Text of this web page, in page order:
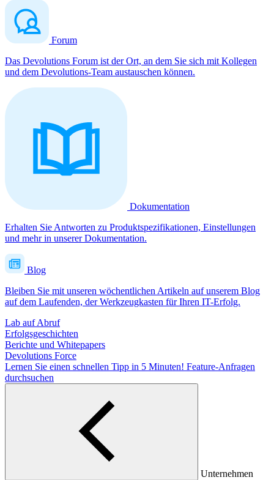
Forum
Das Devolutions Forum ist der Ort, an dem Sie sich mit Kollegen
und dem Devolutions-Team austauschen können.
Dokumentation
Erhalten Sie Antworten zu Produktspezifikationen, Einstellungen
und mehr in unserer Dokumentation.
Blog
Bleiben Sie mit unseren wöchentlichen Artikeln auf unserem Blog
auf dem Laufenden, der Werkzeugkasten für Ihren IT-Erfolg.
Lab auf Abruf
Erfolgsgeschichten
Berichte und Whitepapers
Devolutions Force
Lernen Sie einen schnellen Tipp in 5 Minuten! Feature-Anfragen
durchsuchen
Unternehmen